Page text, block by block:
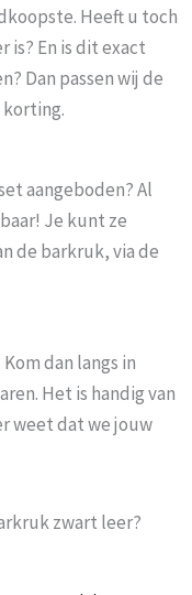
Heeft u toch
is? En is dit exact
Dan passen wij de
korting.
aangeboden? Al
Je kunt ze
de barkruk, via de
dan langs in
Het is handig van
weet dat we jouw
zwart leer?